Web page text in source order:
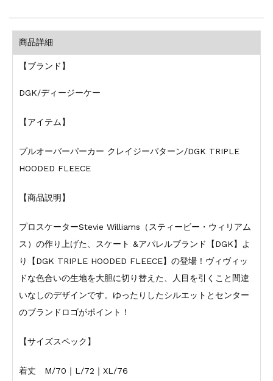
商品詳細
【ブランド】
DGK/ディージーケー
【アイテム】
プルオーバーパーカー クレイジーパターン/DGK TRIPLE
HOODED FLEECE
【商品説明】
プロスケーターStevie Williams（スティービー・ウィリアム
ス）の作り上げた、スケート &アパレルブランド【DGK】よ
り【DGK TRIPLE HOODED FLEECE】の登場！ヴィヴィッ
ドな色合いの生地を大胆に切り替えた、人目を引くこと間違
いなしのデザインです。ゆったりしたシルエットとセンター
のブランドロゴがポイント！
【サイズスペック】
着丈 M/70｜L/72｜XL/76